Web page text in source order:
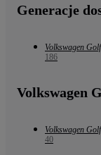
Generacje
Volkswagen
186
Volkswagen
Volkswagen
40